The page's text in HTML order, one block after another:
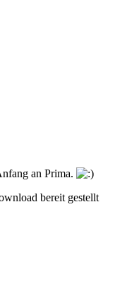
an Prima.
bereit gestellt